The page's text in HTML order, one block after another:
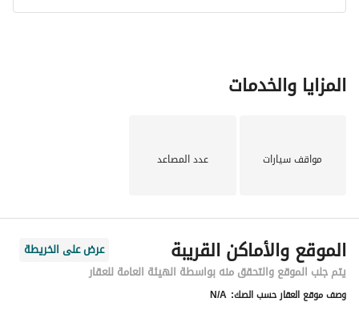
المزايا والخدمات
مواقف سيارات عدد المصاعد
الموقع والأماكن القريبة
عرض على الخريطة
يتم جلب الموقع والتحقق منه بواسطة الهيئة العامة للعقار
وصف موقع العقار حسب الصك: N/A